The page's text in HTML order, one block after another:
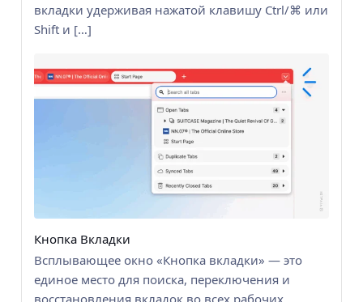
вкладки удерживая нажатой клавишу Ctrl/⌘ или
Shift и […]
Кнопка Вкладки
Всплывающее окно «Кнопка вкладки» — это
единое место для поиска, переключения и